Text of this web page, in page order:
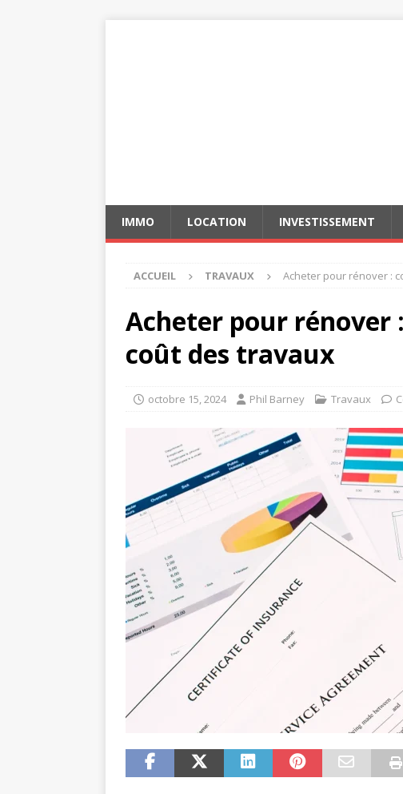
IMMO LOCATION INVESTISSEMENT
ACCUEIL TRAVAUX Acheter pour rénover :
Acheter pour rénover
coût des travaux
octobre 15, 2024 Phil Barney Travaux